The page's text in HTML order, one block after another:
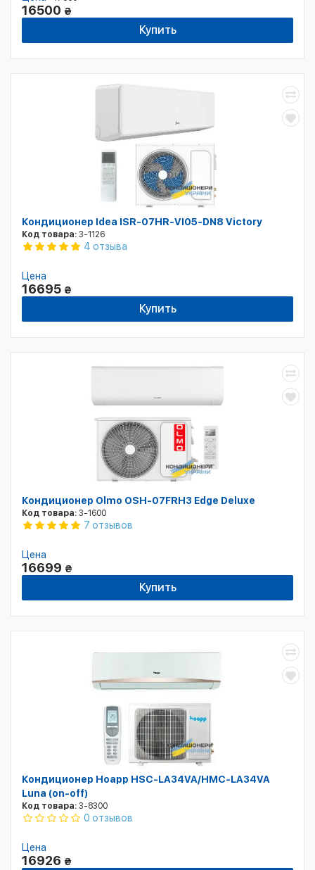
16500 ₴
Купить
Кондиционер Idea ISR-07HR-VI05-DN8 Victory
Код товара: 3-1126
4 отзыва
Цена
16695 ₴
Купить
Кондиционер Olmo OSH-07FRH3 Edge Deluxe
Код товара: 3-1600
7 отзывов
Цена
16699 ₴
Купить
Кондиционер Hoapp HSC-LA34VA/HMC-LA34VA
Luna (on-off)
Код товара: 3-8300
0 отзывов
Цена
16926 ₴